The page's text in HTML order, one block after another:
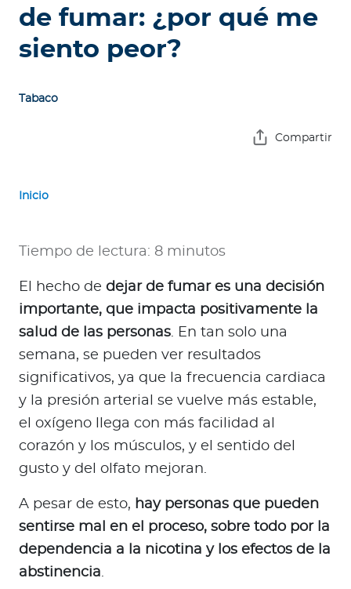
d
de fumar: ¿por qué me
siento peor?
Tabaco
Compartir
Inicio
Tiempo de lectura: 8 minutos
El hecho de dejar de fumar es una decisión
importante, que impacta positivamente la
salud de las personas. En tan solo una
semana, se pueden ver resultados
significativos, ya que la frecuencia cardiaca
y la presión arterial se vuelve más estable,
el oxígeno llega con más facilidad al
corazón y los músculos, y el sentido del
gusto y del olfato mejoran.
A pesar de esto, hay personas que pueden
sentirse mal en el proceso, sobre todo por la
dependencia a la nicotina y los efectos de la
abstinencia.